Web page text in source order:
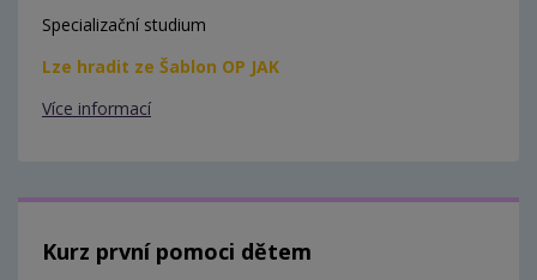
Specializační studium
Lze hradit ze Šablon OP JAK
Více informací
Kurz první pomoci dětem